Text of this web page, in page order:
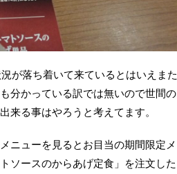
が落ち着いて来ているとはいえまた
分かっている訳では無いので世間の
来る事はやろうと考えてます。
ニューを見るとお目当の期間限定メ
ソースのからあげ定食」を注文した